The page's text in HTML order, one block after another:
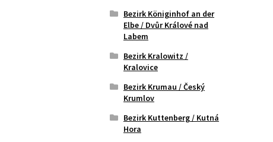
Bezirk Königinhof an der
Elbe / Dvůr Králové nad
Labem
Bezirk Kralowitz /
Kralovice
Bezirk Krumau / Český
Krumlov
Bezirk Kuttenberg / Kutná
Hora